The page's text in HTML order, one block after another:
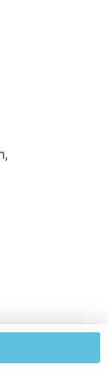
Control Bar